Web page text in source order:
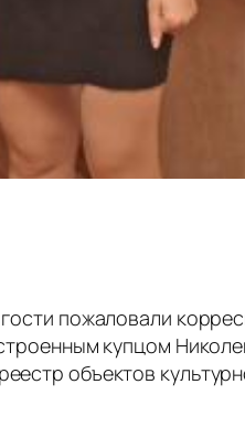
пожаловали
купцом
объектов